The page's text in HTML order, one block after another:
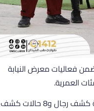
فعاليات معرض النيابة
العمرية.
وخلال اربعة أيام من العمل الميداني، استقبلت الفرق الطبية التابعة للمركز 97 حالة كشف رجال و8 حالات كشف